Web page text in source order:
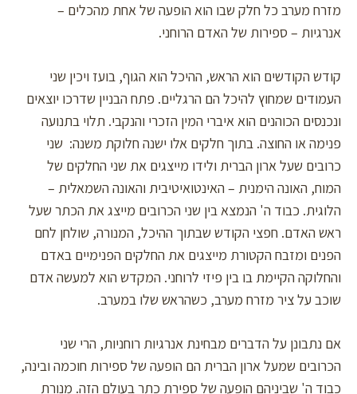
מזרח מערב כל חלק שבו הוא הופעה של אחת מהכלים –
אנרגיות – ספירות של האדם הרוחני.
קודש הקודשים הוא הראש, ההיכל הוא הגוף, בועז ויכין שני
העמודים שמחוץ להיכל הם הרגליים. פתח הבניין שדרכו יוצאים
ונכנסים הכוהנים הוא איברי המין הזכרי והנקבי. תלוי בתנועה
פנימה או החוצה. בתוך חלקים אלו ישנה חלוקת משנה: שני
כרובים שעל ארון הברית ולידו מייצגים את שני החלקים של
המוח, האונה הימנית – האינטואיטיבית והאונה השמאלית –
הלוגית. כבוד ה' הנמצא בין שני הכרובים מייצג את הכתר שעל
ראש האדם. חפצי הקודש שבתוך ההיכל, המנורה, שולחן לחם
הפנים ומזבח הקטורת מייצגים את החלקים הפנימיים באדם
והחלוקה הקיימת בו בין פיזי לרוחני. המקדש הוא למעשה אדם
שוכב על ציר מזרח מערב, כשהראש שלו במערב.
אם נתבונן על הדברים מבחינת אנרגיות רוחניות, הרי שני
הכרובים שמעל ארון הברית הם הופעה של ספירות חוכמה ובינה,
כבוד ה' שביניהם הופעה של ספירת כתר בעולם הזה. מנורת